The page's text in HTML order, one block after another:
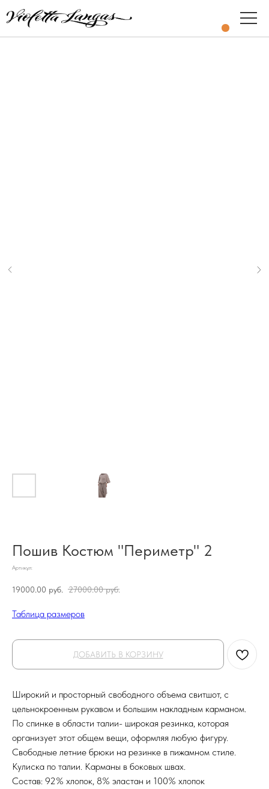
Пошив Костюм "Периметр" 2
Артикул:
19000.00 руб. 27000.00 руб.
Таблица размеров
ДОБАВИТЬ В КОРЗИНУ
Широкий и просторный свободного объема свитшот, с
цельнокроенным рукавом и большим накладным карманом.
По спинке в области талии- широкая резинка, которая
организует этот общем вещи, оформляя любую фигуру.
Свободные летние брюки на резинке в пижамном стиле.
Кулиска по талии. Карманы в боковых швах.
Состав: 92% хлопок, 8% эластан и 100% хлопок